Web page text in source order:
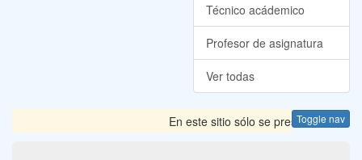
Técnico acádemico
Profesor de asignatura
Ver todas
Toggle nav
En este sitio sólo se presentan las